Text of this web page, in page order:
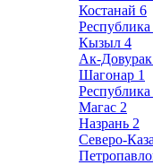
Костанай 6
Кызыл 4
Ак-Довурак
Шагонар 1
Магас 2
Назрань 2
Северо-